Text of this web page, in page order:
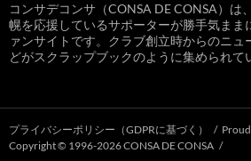
コンサデコンサ（CONSA DE CONSA）は
幌を応援しているサポーターが勝手気まま
ァンサイトです。クラブ創立時からのニュ
どがスクラップブックのように集められて
プライバシーポリシー（GDPRに基づく）
Copyright © 1996-2026 CONSA DE CONSA